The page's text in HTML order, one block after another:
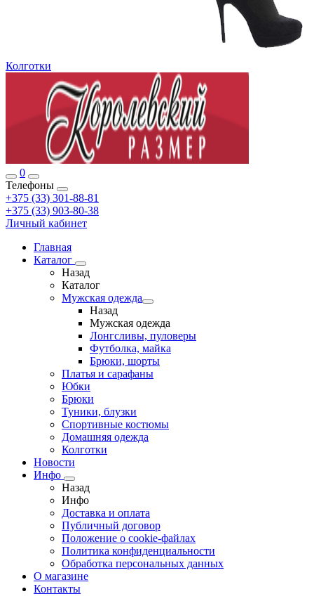
Колготки
0
Телефоны
+375 (33) 301-88-81
+375 (33) 903-80-38
Личный кабинет
Главная
Каталог
Назад
Каталог
Мужская одежда
Назад
Мужская одежда
Лонгсливы, пуловеры
Футболка, майка
Брюки, шорты
Платья и сарафаны
Юбки
Брюки
Туники, блузки
Спортивные костюмы
Домашняя одежда
Колготки
Новости
Инфо
Назад
Инфо
Доставка и оплата
Публичный договор
Положение о cookie-файлах
Политика конфиденциальности
Обработка персональных данных
О магазине
Контакты